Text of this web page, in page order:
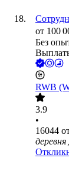
от 100
Без
RWB
3.9
•
16044